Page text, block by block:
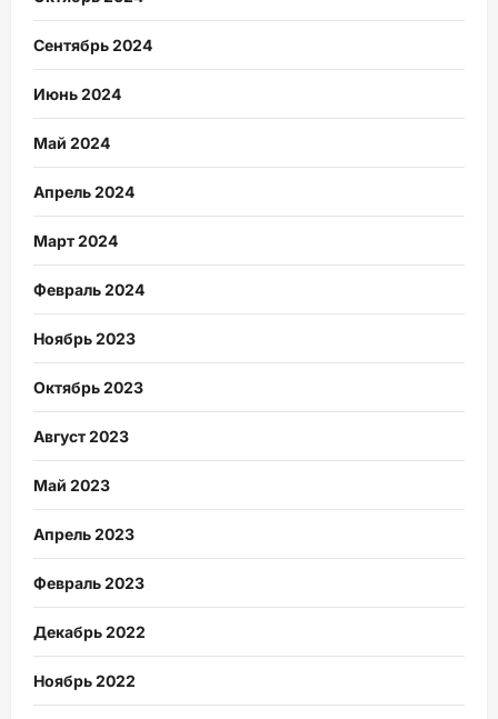
Сентябрь 2024
Июнь 2024
Май 2024
Апрель 2024
Март 2024
Февраль 2024
Ноябрь 2023
Октябрь 2023
Август 2023
Май 2023
Апрель 2023
Февраль 2023
Декабрь 2022
Ноябрь 2022